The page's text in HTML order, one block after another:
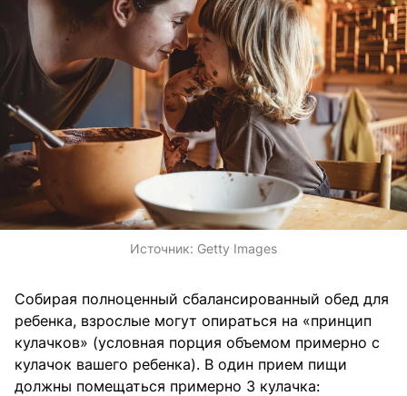
Источник: Getty Images
Собирая полноценный сбалансированный обед для
ребенка, взрослые могут опираться на «принцип
кулачков» (условная порция объемом примерно с
кулачок вашего ребенка). В один прием пищи
должны помещаться примерно 3 кулачка: